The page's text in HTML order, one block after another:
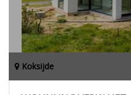
Koksijde